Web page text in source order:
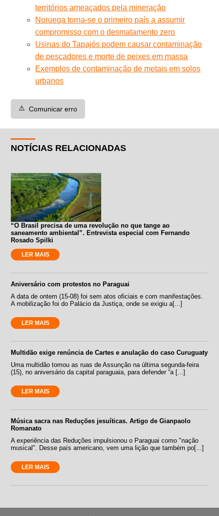
territórios ameaçados pela mineração
Noruega torna-se o primeiro país a assumir
compromisso com o desmatamento zero
Usinas do Tapajós podem causar contaminação
de pescadores e morte de peixes em massa
Exemplos de contaminação de metais em solos
urbanos
⚠️ Comunicar erro
NOTÍCIAS RELACIONADAS
“O Brasil precisa de uma revolução no que tange ao
saneamento ambiental”. Entrevista especial com Fernando
Rosado Spilki
LER MAIS
Aniversário com protestos no Paraguai
A data de ontem (15-08) foi sem atos oficiais e com manifestações.
A mobilização foi do Palácio da Justiça, onde se exigiu a[...]
LER MAIS
Multidão exige renúncia de Cartes e anulação do caso Curuguaty
Uma multidão tomou as ruas de Assunção na última segunda-feira
(15), no aniversário da capital paraguaia, para defender “a [...]
LER MAIS
Música sacra nas Reduções jesuíticas. Artigo de Gianpaolo
Romanato
A experiência das Reduções impulsionou o Paraguai como "nação
musical". Desse país americano, vem uma lição que também po[...]
LER MAIS